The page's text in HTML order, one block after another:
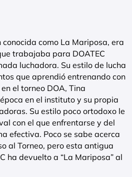
conocida como La Mariposa, era
trabajaba para DOATEC
luchadora. Su estilo de lucha
que aprendió entrenando con
el torneo DOA, Tina
en el instituto y su propia
Su estilo poco ortodoxo le
con el que enfrentarse y del
efectiva. Poco se sabe acerca
al Torneo, pero esta antigua
ha devuelto a “La Mariposa” al